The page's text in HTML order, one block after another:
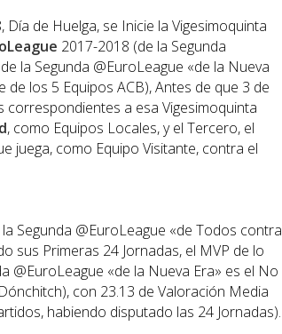
de Huelga, se Inicie la Vigesimoquinta
2017-2018 (de la Segunda
la Segunda @EuroLeague «de la Nueva
de los 5 Equipos ACB), Antes de que 3 de
correspondientes a esa Vigesimoquinta
, como Equipos Locales, y el Tercero, el
juega, como Equipo Visitante, contra el
Segunda @EuroLeague «de Todos contra
sus Primeras 24 Jornadas, el MVP de lo
@EuroLeague «de la Nueva Era» es el No
con 23.13 de Valoración Media
habiendo disputado las 24 Jornadas).